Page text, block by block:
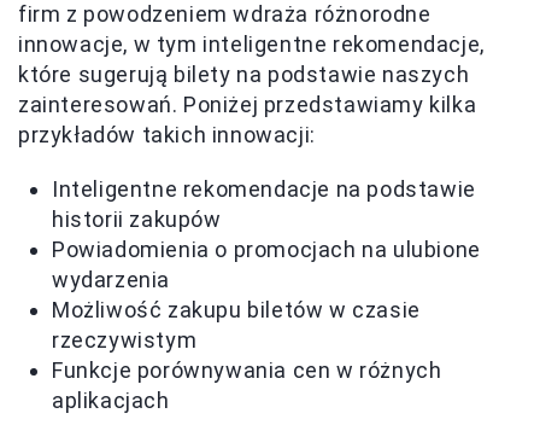
firm z powodzeniem wdraża różnorodne
innowacje, w tym inteligentne rekomendacje,
które sugerują bilety na podstawie naszych
zainteresowań. Poniżej przedstawiamy kilka
przykładów takich innowacji:
Inteligentne rekomendacje na podstawie
historii zakupów
Powiadomienia o promocjach na ulubione
wydarzenia
Możliwość zakupu biletów w czasie
rzeczywistym
Funkcje porównywania cen w różnych
aplikacjach